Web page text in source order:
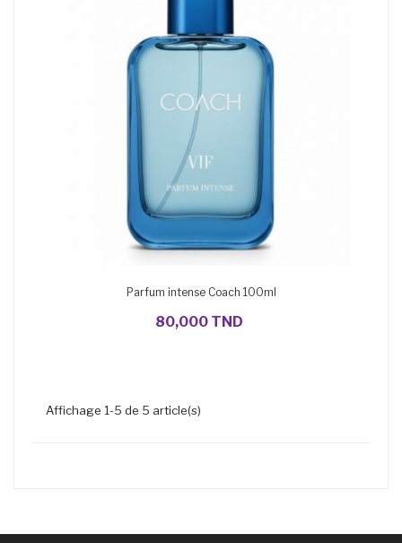
Parfum intense Coach 100ml
80,000 TND
Affichage 1-5 de 5 article(s)